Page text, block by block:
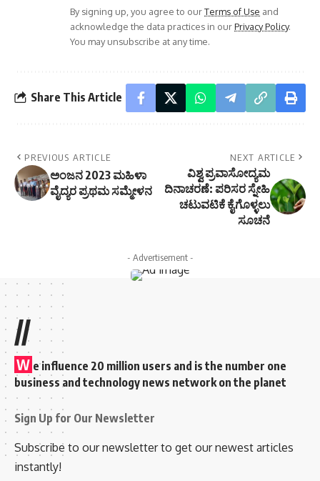
By signing up, you agree to ourTerms of Use and
acknowledge the data practices in ourPrivacy Policy.
You may unsubscribe at any time.
Share This Article
PREVIOUS ARTICLE
ಅಂಜನ 2023 ಮಹಿಳಾ
ವೈದ್ಯರ ಪ್ರಥಮ ಸಮ್ಮೇಳನ
NEXT ARTICLE
ವಿಶ್ವ ಪ್ರವಾಸೋದ್ಯಮ
ದಿನಾಚರಣೆ: ಪರಿಸರ ಸ್ನೇಹಿ
ಚಟುವಟಿಕೆ ಕೈಗೊಳ್ಳಲು
ಸೂಚನೆ
- Advertisement -
//
W e influence 20 million users and is the number one
business and technology news network on the planet
Sign Up for Our Newsletter
Subscribe to our newsletter to get our newest articles
instantly!